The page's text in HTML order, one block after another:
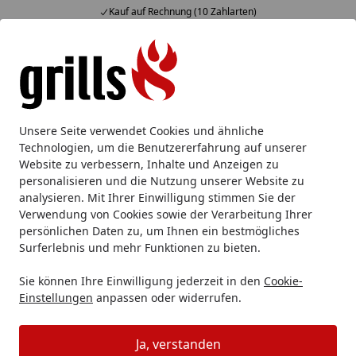
Unsere Seite verwendet Cookies und ähnliche
Technologien, um die Benutzererfahrung auf unserer
Website zu verbessern, Inhalte und Anzeigen zu
personalisieren und die Nutzung unserer Website zu
analysieren. Mit Ihrer Einwilligung stimmen Sie der
Verwendung von Cookies sowie der Verarbeitung Ihrer
persönlichen Daten zu, um Ihnen ein bestmögliches
Surferlebnis und mehr Funktionen zu bieten.
Sie können Ihre Einwilligung jederzeit in den Cookie-
Einstellungen anpassen oder widerrufen.
Ja, verstanden
Kauf auf Rechnung (10 Zahlarten)
Alle Produkte
Mein Konto
Suchen
Startseite
Grillzubehör Grill Pizza Zubehör Ooni Pizzaschieber
Ooni Pizzaschieber Bambus und
Pizzabrett 40 cm